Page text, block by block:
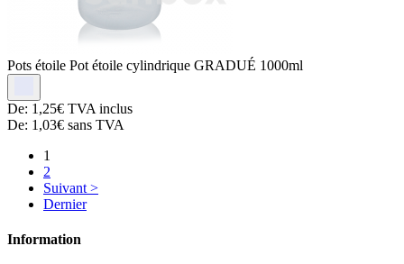
Pots étoile Pot étoile cylindrique GRADUÉ 1000ml
De: 1,25€ TVA inclus
De: 1,03€ sans TVA
1
2
Suivant >
Dernier
Information